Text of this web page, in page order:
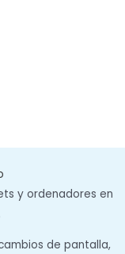
y ordenadores en
de pantalla,